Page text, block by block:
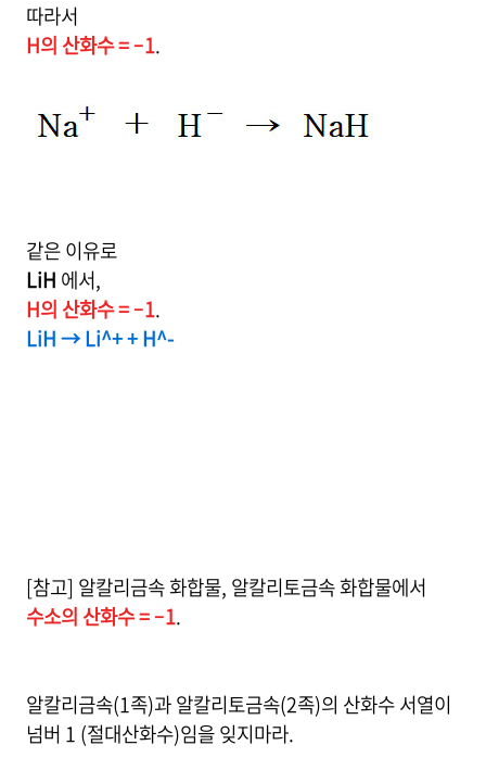
따라서
H의 산화수 = –1.
같은 이유로
LiH 에서,
H의 산화수 = –1.
LiH → Li^+ + H^-
[참고] 알칼리금속 화합물, 알칼리토금속 화합물에서
수소의 산화수 = –1.
알칼리금속(1족)과 알칼리토금속(2족)의 산화수 서열이
넘버 1 (절대산화수)임을 잊지마라.